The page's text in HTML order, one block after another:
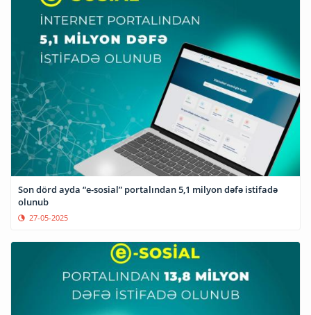
Son dörd ayda “e-sosial” portalından 5,1 milyon dəfə istifadə
olunub
27-05-2025